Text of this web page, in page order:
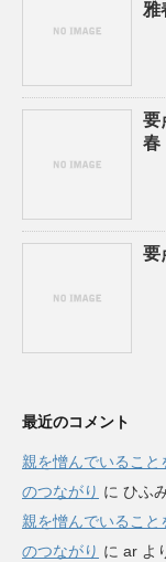
雅
要
春
要
最近のコメント
親を憎んでいるこ
のつながり に ひふ
親を憎んでいるこ
のつながり に ar よ